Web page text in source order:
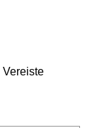
Vereiste